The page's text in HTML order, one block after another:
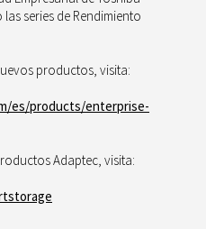
series de Rendimiento
productos, visita:
es/products/enterprise-
Adaptec, visita: